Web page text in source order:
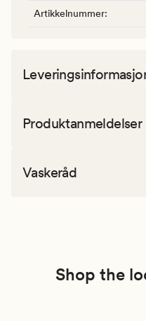
Artikkelnummer:
Produktanmeldelser
Vaskeråd
Shop the